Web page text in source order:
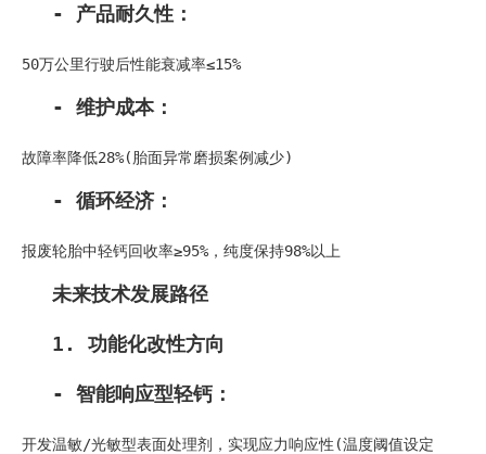
- 产品耐久性：
50万公里行驶后性能衰减率≤15%
- 维护成本：
故障率降低28%(胎面异常磨损案例减少)
- 循环经济：
报废轮胎中轻钙回收率≥95%，纯度保持98%以上
未来技术发展路径
1. 功能化改性方向
- 智能响应型轻钙：
开发温敏/光敏型表面处理剂，实现应力响应性(温度阈值设定